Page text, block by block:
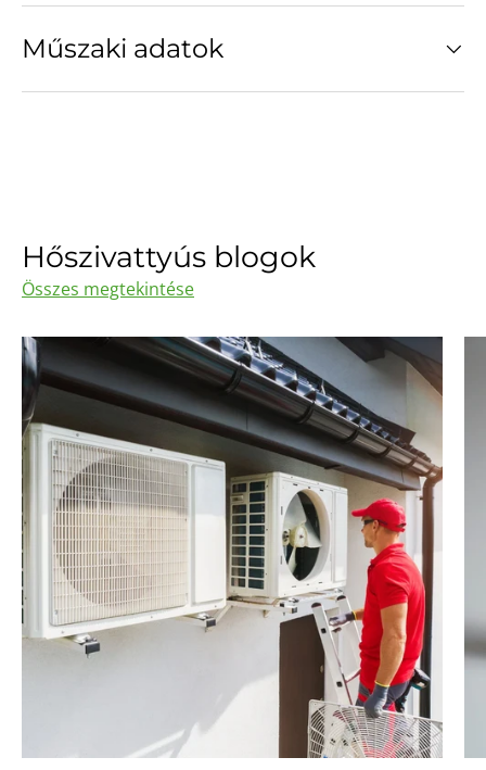
Műszaki adatok
Hőszivattyús blogok
Összes megtekintése